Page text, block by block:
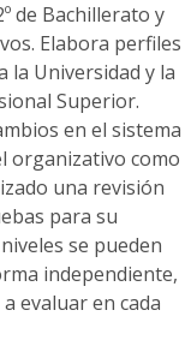
de Bachillerato y
Elabora perfiles
la Universidad y la
Superior.
en el sistema
organizativo como
una revisión
para su
se pueden
independiente,
evaluar en cada